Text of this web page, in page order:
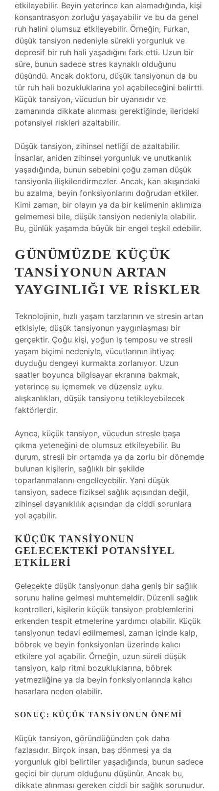
etkileyebilir. Beyin yeterince kan alamadığında, kişi
konsantrasyon zorluğu yaşayabilir ve bu da genel
ruh halini olumsuz etkileyebilir. Örneğin, Furkan,
düşük tansiyon nedeniyle sürekli yorgunluk ve
depresif bir ruh hali yaşadığını fark etti. Uzun bir
süre, bunun sadece stres kaynaklı olduğunu
düşündü. Ancak doktoru, düşük tansiyonun da bu
tür ruh hali bozukluklarına yol açabileceğini belirtti.
Küçük tansiyon, vücudun bir uyarısıdır ve
zamanında dikkate alınması gerektiğinde, ilerideki
potansiyel riskleri azaltabilir.
Düşük tansiyon, zihinsel netliği de azaltabilir.
İnsanlar, aniden zihinsel yorgunluk ve unutkanlık
yaşadığında, bunun sebebini çoğu zaman düşük
tansiyonla ilişkilendirmezler. Ancak, kan akışındaki
bu azalma, beyin fonksiyonlarını doğrudan etkiler.
Kimi zaman, bir olayın ya da bir kelimenin aklımıza
gelmemesi bile, düşük tansiyon nedeniyle olabilir.
Bu, günlük yaşamda büyük bir engel teşkil edebilir.
GÜNÜMÜZDE KÜÇÜK
TANSIYONUN ARTAN
YAYGINLIĞI VE RISKLER
Teknolojinin, hızlı yaşam tarzlarının ve stresin artan
etkisiyle, düşük tansiyonun yaygınlaşması bir
gerçektir. Çoğu kişi, yoğun iş temposu ve stresli
yaşam biçimi nedeniyle, vücutlarının ihtiyaç
duyduğu dengeyi kurmakta zorlanıyor. Uzun
saatler boyunca bilgisayar ekranına bakmak,
yeterince su içmemek ve düzensiz uyku
alışkanlıkları, düşük tansiyonu tetikleyebilecek
faktörlerdir.
Ayrıca, küçük tansiyon, vücudun stresle başa
çıkma yeteneğini de olumsuz etkileyebilir. Bu
durum, stresli bir ortamda ya da zorlu bir dönemde
bulunan kişilerin, sağlıklı bir şekilde
toparlanmalarını engelleyebilir. Yani düşük
tansiyon, sadece fiziksel sağlık açısından değil,
zihinsel dayanıklılık açısından da ciddi sorunlara
yol açabilir.
KÜÇÜK TANSIYONUN
GELECEKTEKI POTANSIYEL
ETKILERI
Gelecekte düşük tansiyonun daha geniş bir sağlık
sorunu haline gelmesi muhtemeldir. Düzenli sağlık
kontrolleri, kişilerin küçük tansiyon problemlerini
erkenden tespit etmelerine yardımcı olabilir. Küçük
tansiyonun tedavi edilmemesi, zaman içinde kalp,
böbrek ve beyin fonksiyonları üzerinde kalıcı
etkilere yol açabilir. Örneğin, uzun süreli düşük
tansiyon, kalp ritmi bozukluklarına, böbrek
yetmezliğine ya da beyin fonksiyonlarında kalıcı
hasarlara neden olabilir.
SONUÇ: KÜÇÜK TANSIYONUN ÖNEMI
Küçük tansiyon, göründüğünden çok daha
fazlasıdır. Birçok insan, baş dönmesi ya da
yorgunluk gibi belirtiler yaşadığında, bunun sadece
geçici bir durum olduğunu düşünür. Ancak bu,
dikkate alınması gereken ciddi bir sağlık sorunudur.